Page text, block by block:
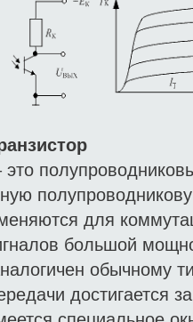
это
для
большой
обычному
достигается